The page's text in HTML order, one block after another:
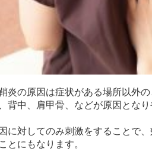
炎の原因は症状がある場所以外
背中、肩甲骨、などが原因となり
に対してのみ刺激をすることで
とにもなります。